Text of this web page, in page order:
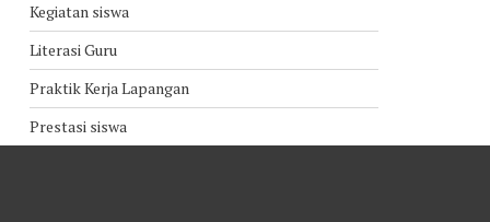
Kegiatan siswa
Literasi Guru
Praktik Kerja Lapangan
Prestasi siswa